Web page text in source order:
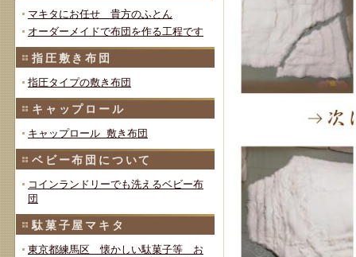
マキタにお任せ 貴方のふとん
オーダーメイドで布団を作る工程です
指圧敷き布団
指圧タイプの敷き布団
キャップロール
キャップロール 敷き布団
ベビー布団について
コインランドリーでも洗えるベビー布
団
駄菓子屋マキタ
東京都練馬区 懐かしい駄菓子等 お